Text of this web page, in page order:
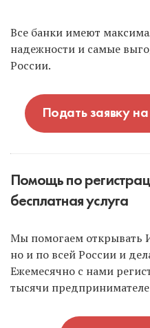
Все банки имеют
надежности и самые
России.
Подать заявку
Помощь по
бесплатная услуга
Мы помогаем открывать
но и по всей России и
Ежемесячно с нами
тысячи